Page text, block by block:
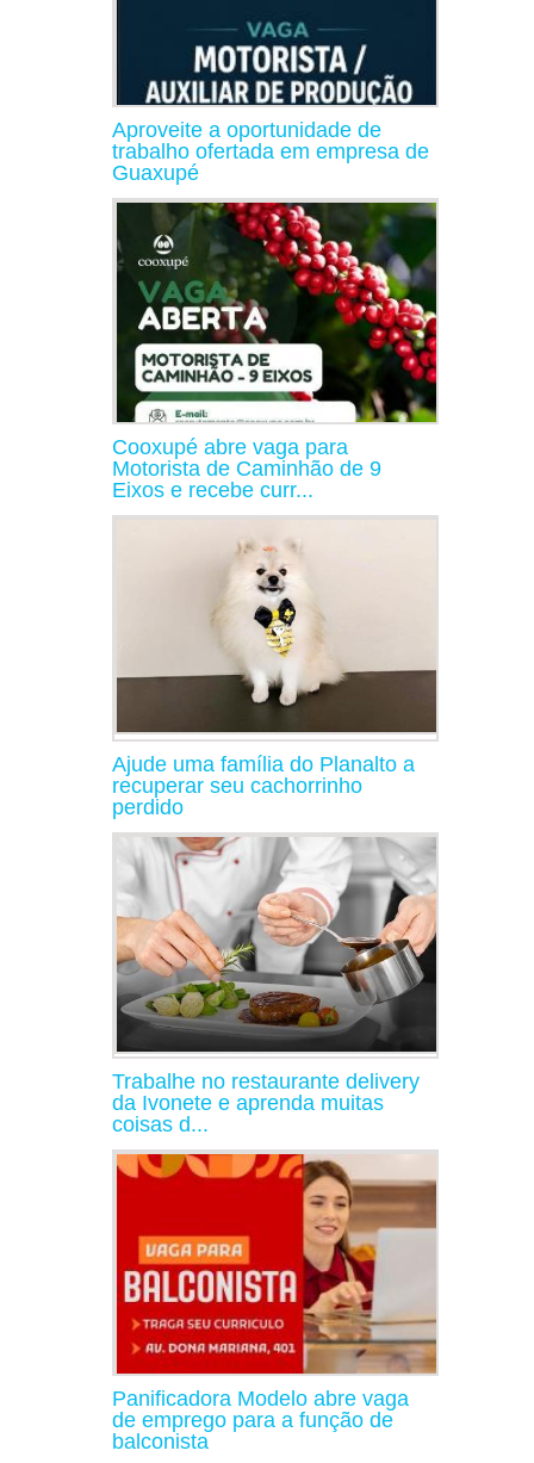
Aproveite a oportunidade de
trabalho ofertada em empresa de
Guaxupé
Cooxupé abre vaga para
Motorista de Caminhão de 9
Eixos e recebe curr...
Ajude uma família do Planalto a
recuperar seu cachorrinho
perdido
Trabalhe no restaurante delivery
da Ivonete e aprenda muitas
coisas d...
Panificadora Modelo abre vaga
de emprego para a função de
balconista